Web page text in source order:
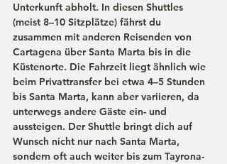
Unterkunft abholt. In diesen Shuttles
(meist 8–10 Sitzplätze) fährst du
zusammen mit anderen Reisenden von
Cartagena über Santa Marta bis in die
Küstenorte. Die Fahrzeit liegt ähnlich wie
beim Privattransfer bei etwa 4–5 Stunden
bis Santa Marta, kann aber variieren, da
unterwegs andere Gäste ein- und
aussteigen. Der Shuttle bringt dich auf
Wunsch nicht nur nach Santa Marta,
sondern oft auch weiter bis zum Tayrona-